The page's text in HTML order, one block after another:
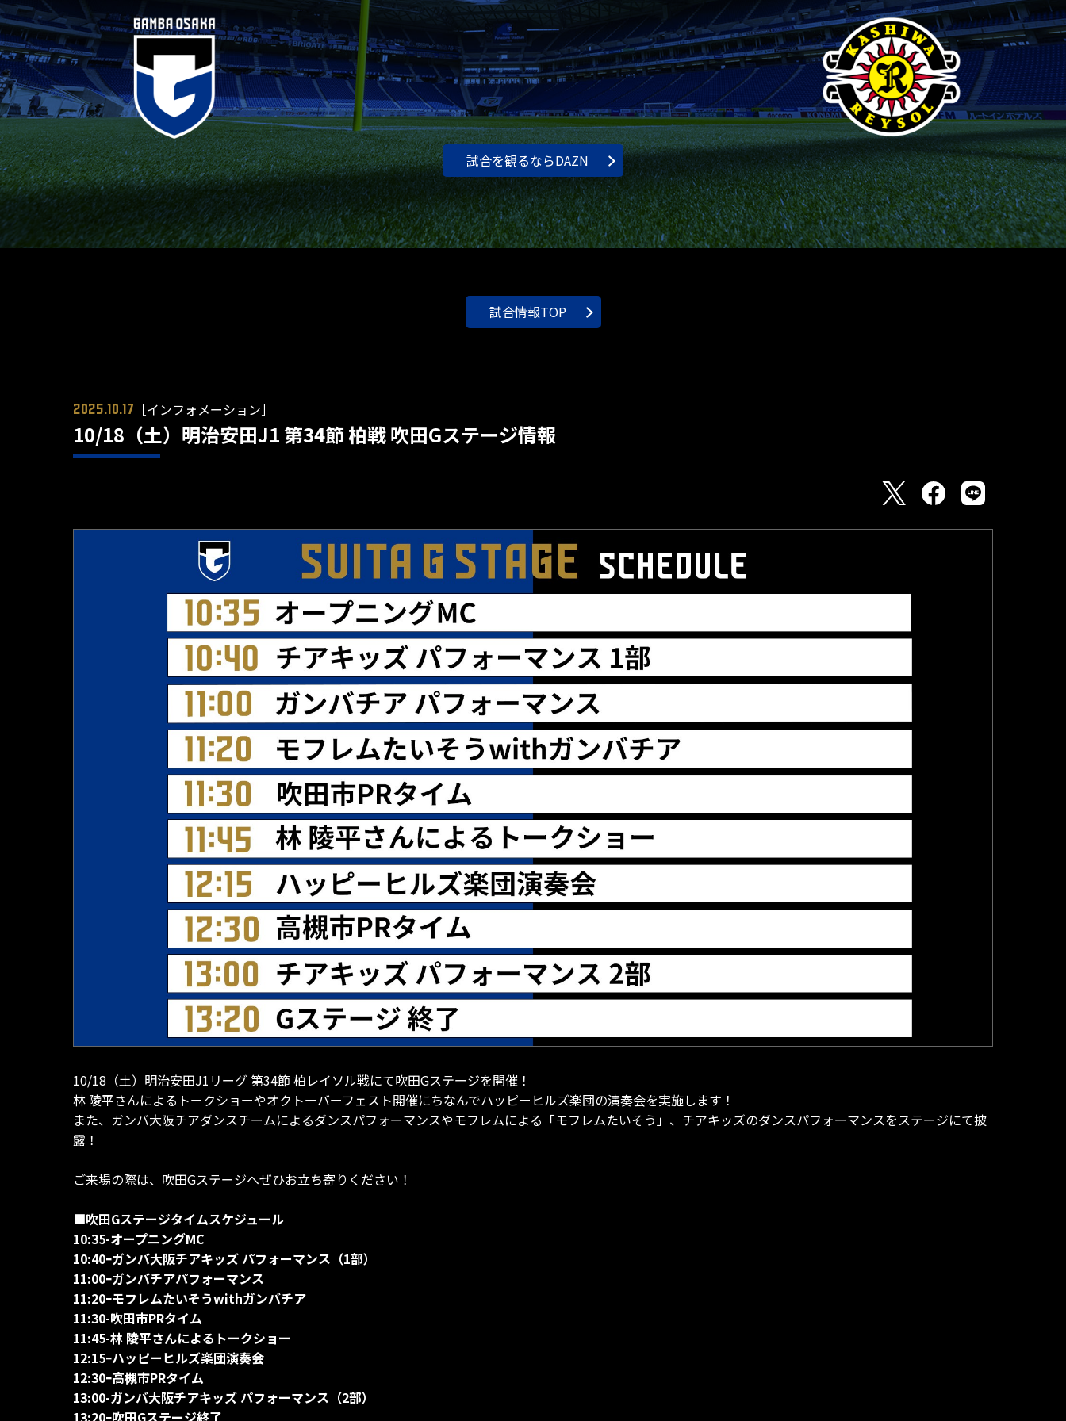
試合を観るならDAZN
試合情報TOP
2025.10.17 ［インフォメーション］
10/18（土）明治安田J1 第34節 柏戦 吹田Gステージ情報
10/18（土）明治安田J1リーグ 第34節 柏レイソル戦にて吹田Gステージを開催！
林 陵平さんによるトークショーやオクトーバーフェスト開催にちなんでハッピーヒルズ楽団の演奏会を実施します！
また、ガンバ大阪チアダンスチームによるダンスパフォーマンスやモフレムによる「モフレムたいそう」、チアキッズのダンスパフォーマンスをステージにて披
露！
ご来場の際は、吹田Gステージへぜひお立ち寄りください！
■吹田Gステージタイムスケジュール
10:35-オープニングMC
10:40ｰガンバ大阪チアキッズ パフォーマンス（1部）
11:00ｰガンバチアパフォーマンス
11:20ｰモフレムたいそうwithガンバチア
11:30-吹田市PRタイム
11:45-林 陵平さんによるトークショー
12:15ｰハッピーヒルズ楽団演奏会
12:30ｰ高槻市PRタイム
13:00-ガンバ大阪チアキッズ パフォーマンス（2部）
13:20ｰ吹田Gステージ終了